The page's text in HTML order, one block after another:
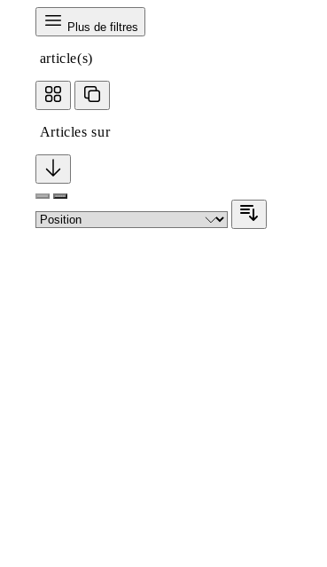
Plus de filtres
article(s)
Articles sur